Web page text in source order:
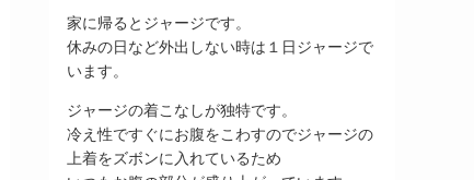
家に帰るとジャージです。
休みの日など外出しない時は１日ジャージで
います。
ジャージの着こなしが独特です。
冷え性ですぐにお腹をこわすのでジャージの
上着をズボンに入れているため